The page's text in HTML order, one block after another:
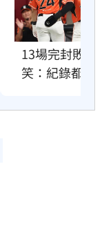
13場完封敗
笑：紀錄都破